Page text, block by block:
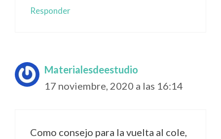
Responder
Materialesdeestudio
17 noviembre, 2020 a las 16:14
Como consejo para la vuelta al cole,